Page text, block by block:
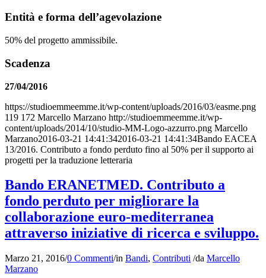
Entità e forma dell’agevolazione
50% del progetto ammissibile.
Scadenza
27/04/2016
https://studioemmeemme.it/wp-content/uploads/2016/03/easme.png
119 172 Marcello Marzano http://studioemmeemme.it/wp-
content/uploads/2014/10/studio-MM-Logo-azzurro.png Marcello
Marzano2016-03-21 14:41:342016-03-21 14:41:34Bando EACEA
13/2016. Contributo a fondo perduto fino al 50% per il supporto ai
progetti per la traduzione letteraria
Bando ERANETMED. Contributo a
fondo perduto per migliorare la
collaborazione euro-mediterranea
attraverso iniziative di ricerca e sviluppo.
Marzo 21, 2016/0 Commenti/in Bandi, Contributi /da Marcello
Marzano